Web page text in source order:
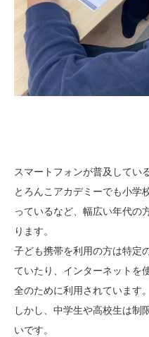
スマートフォンが普及してい
とろんこアカデミーでも小学
っているなど、幅広い年代の
ります。
子ども携帯を利用の方は特定
ていたり、インターネットを
全のために利用されています。
しかし、中学生や高校生は制
いです。